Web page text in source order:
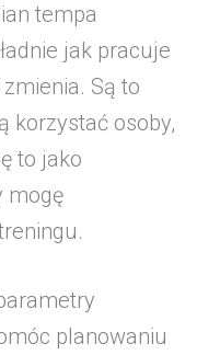
tempa
jak pracuje
Są to
korzystać osoby,
to jako
mogę
planowaniu